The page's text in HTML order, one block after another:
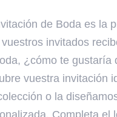
de Boda es la
invitados
¿cómo te gustaría
vuestra invitación
o la
Completa el